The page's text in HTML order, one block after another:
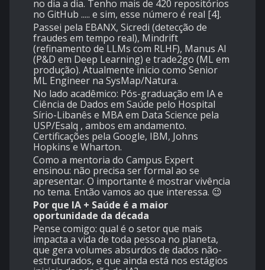
no dia a dia. Tenho mais de 420 repositórios
no GitHub ..... e sim, esse número é real [4].
Passei pela EBANX, Sicredi (detecção de
fraudes em tempo real), Mindrift
(refinamento de LLMs com RLHF), Manus AI
(P&D em Deep Learning) e trade2go (ML em
produção). Atualmente inicio como Senior
ML Engineer na SysMap/Natura.
No lado acadêmico: Pós-graduação em IA e
Ciência de Dados em Saúde pelo Hospital
Sírio-Libanês e MBA em Data Science pela
USP/Esalq , ambos em andamento.
Certificações pela Google, IBM, Johns
Hopkins e Wharton.
Como a mentoria do Campus Expert
ensinou: não precisa ser formal ao se
apresentar. O importante é mostrar vivência
no tema. Então vamos ao que interessa. 😉
Por que IA + Saúde é a maior
oportunidade da década
Pense comigo: qual é o setor que mais
impacta a vida de toda pessoa no planeta,
que gera volumes absurdos de dados não-
estruturados, e que ainda está nos estágios